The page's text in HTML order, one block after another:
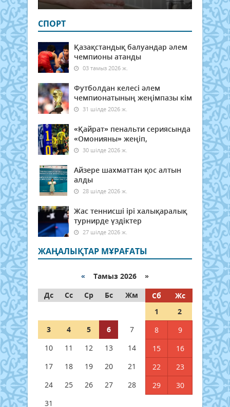
СПОРТ
Қазақстандық балуандар әлем
чемпионы атанды
03 тамыз 2026 ж.
Футболдан келесі әлем
чемпионатының жеңімпазы кім
31 шілде 2026 ж.
«Қайрат» пенальти сериясында
«Омонияны» жеңіп,
30 шілде 2026 ж.
Айзере шахматтан қос алтын
алды
28 шілде 2026 ж.
Жас теннисші ірі халықаралық
турнирде үздіктер
27 шілде 2026 ж.
ЖАҢАЛЫҚТАР МҰРАҒАТЫ
« Тамыз 2026 »
Дс
Сс Ср Бс Жм Сб
Жс
1
2
3
4 5 6 7 8
9
10
11 12 13 14 15
16
17
18 19 20 21 22
23
24
25 26 27 28 29
30
31